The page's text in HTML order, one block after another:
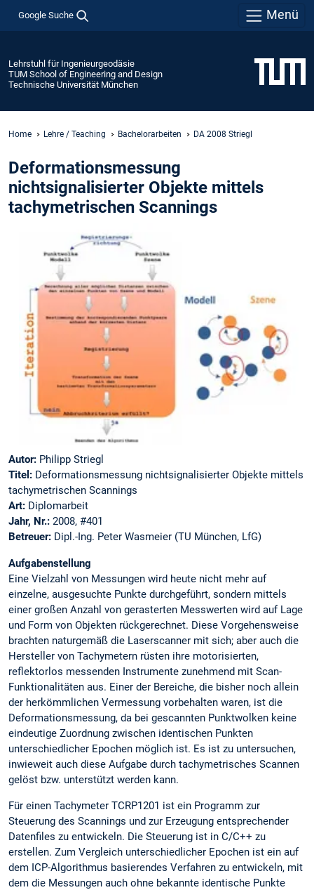
Google Suche Menü
Lehrstuhl für Ingenieurgeodäsie
TUM School of Engineering and Design
Technische Universität München
Home Lehre / Teaching Bachelorarbeiten DA 2008 Striegl
Deformationsmessung
nichtsignalisierter Objekte mittels
tachymetrischen Scannings
Autor: Philipp Striegl
Titel: Deformationsmessung nichtsignalisierter Objekte mittels
tachymetrischen Scannings
Art: Diplomarbeit
Jahr, Nr.: 2008, #401
Betreuer: Dipl.-Ing. Peter Wasmeier (TU München, LfG)
Aufgabenstellung
Eine Vielzahl von Messungen wird heute nicht mehr auf
einzelne, ausgesuchte Punkte durchgeführt, sondern mittels
einer großen Anzahl von gerasterten Messwerten wird auf Lage
und Form von Objekten rückgerechnet. Diese Vorgehensweise
brachten naturgemäß die Laserscanner mit sich; aber auch die
Hersteller von Tachymetern rüsten ihre motorisierten,
reflektorlos messenden Instrumente zunehmend mit Scan-
Funktionalitäten aus. Einer der Bereiche, die bisher noch allein
der herkömmlichen Vermessung vorbehalten waren, ist die
Deformationsmessung, da bei gescannten Punktwolken keine
eindeutige Zuordnung zwischen identischen Punkten
unterschiedlicher Epochen möglich ist. Es ist zu untersuchen,
inwieweit auch diese Aufgabe durch tachymetrisches Scannen
gelöst bzw. unterstützt werden kann.
Für einen Tachymeter TCRP1201 ist ein Programm zur
Steuerung des Scannings und zur Erzeugung entsprechender
Datenfiles zu entwickeln. Die Steuerung ist in C/C++ zu
erstellen. Zum Vergleich unterschiedlicher Epochen ist ein auf
dem ICP-Algorithmus basierendes Verfahren zu entwickeln, mit
dem die Messungen auch ohne bekannte identische Punkte